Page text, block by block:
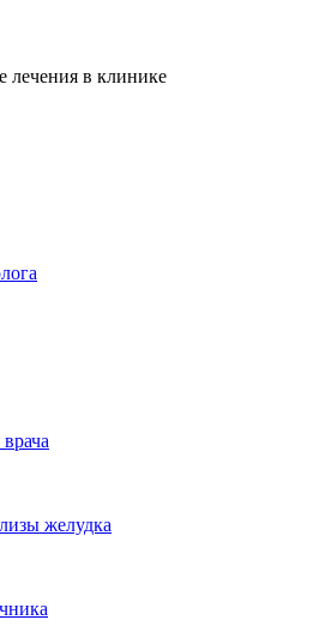
лечения в клинике
желудка